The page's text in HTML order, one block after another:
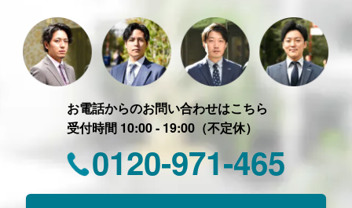
お電話からのお問い合わせはこちら
受付時間 10:00 - 19:00（不定休）
0120-971-465